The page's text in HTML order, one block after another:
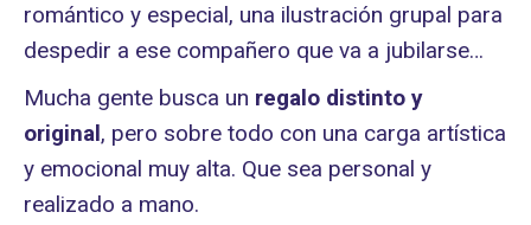
romántico y especial, una ilustración grupal para
despedir a ese compañero que va a jubilarse…
Mucha gente busca un regalo distinto y
original, pero sobre todo con una carga artística
y emocional muy alta. Que sea personal y
realizado a mano.